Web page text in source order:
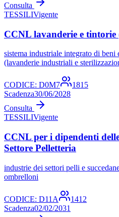
Consulta
TESSILIVigente
CCNL lavanderie e
sistema industriale integrato di
(lavanderie industriali e
CODICE: D0M7
1815
Scadenza30/06/2028
Consulta
TESSILIVigente
CCNL per i dipendenti
Settore Pelletteria
industrie dei settori pelli e
ombrelloni
CODICE: D11A
1412
Scadenza02/02/2031